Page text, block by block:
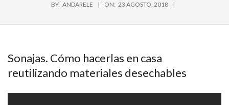
BY: ANDARELE ON: 23 AGOSTO, 2018
Sonajas. Cómo hacerlas en casa
reutilizando materiales desechables